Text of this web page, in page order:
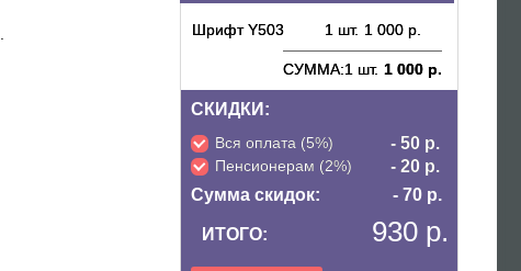
Шрифт Y503 1 шт. 1 000 р.
СУММА:1 шт. 1 000 р.
СКИДКИ:
Вся оплата (5%) - 50 р.
Пенсионерам (2%)
- 20 р.
Сумма скидок:
- 70 р.
ИТОГО: 930 р.